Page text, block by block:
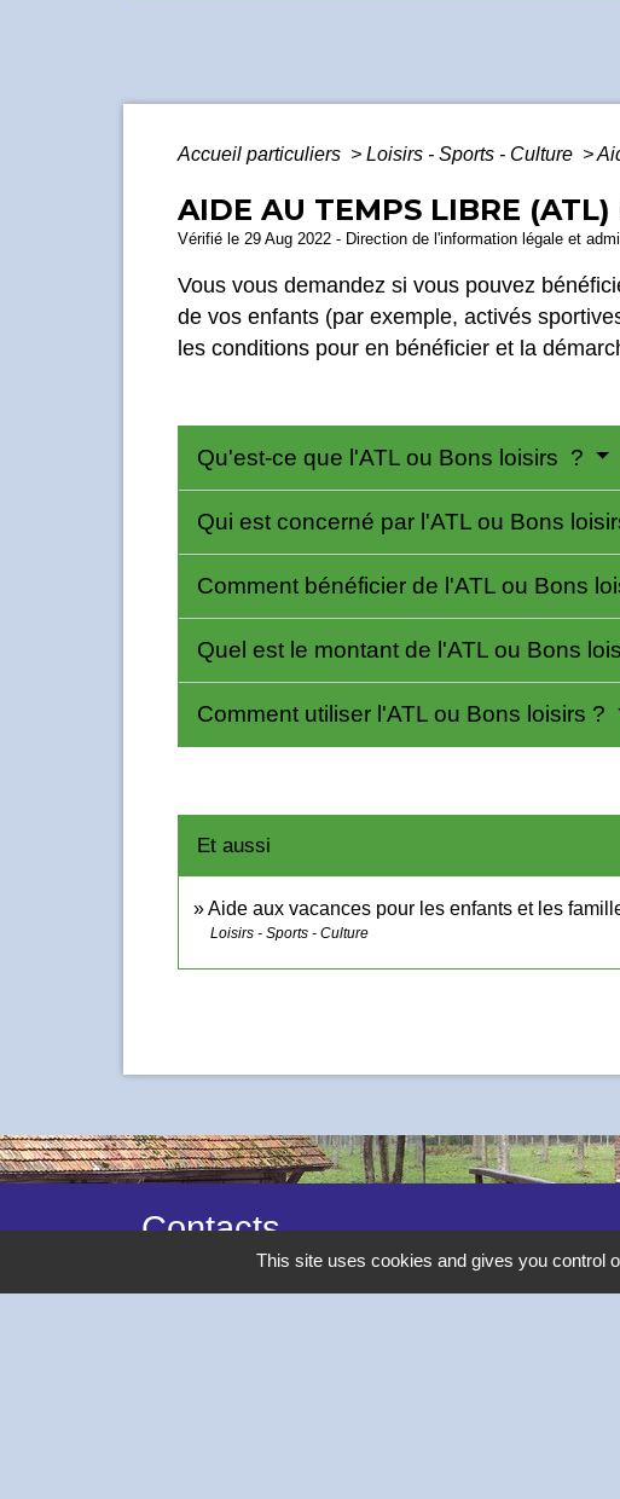
Accueil particuliers > Loisirs - Sports - Culture >
AIDE AU TEMPS LIBRE (ATL)
Vérifié le 29 Aug 2022 - Direction de l'information légale et
Vous vous demandez si vous pouvez
de vos enfants (par exemple, activés
les conditions pour en bénéficier et la
Qu'est-ce que l'ATL ou Bons loisirs ?
Qui est concerné par l'ATL ou Bons
Comment bénéficier de l'ATL ou Bons
Quel est le montant de l'ATL ou Bons
Comment utiliser l'ATL ou Bons loisirs ?
Et aussi
Aide aux vacances pour les enfants et les
Loisirs - Sports - Culture
Contacts
Commune de Thivars
This site uses cookies and gives you control